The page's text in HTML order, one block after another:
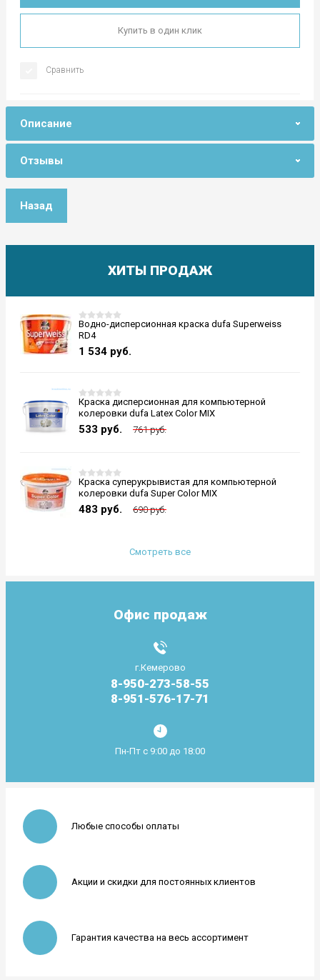
Офис продаж
г.Кемерово
8-950-273-58-55
8-951-576-17-71
Пн-Пт с 9:00 до 18:00
ХИТЫ ПРОДАЖ
Водно-дисперсионная краска dufa Superweiss
RD4
1 534 руб.
Краска дисперсионная для компьютерной
колеровки dufa Latex Color MIX
533 руб. 761 руб.
Краска суперукрывистая для компьютерной
колеровки dufa Super Color MIX
483 руб. 690 руб.
Смотреть все
Любые способы оплаты
Акции и скидки для постоянных клиентов
Гарантия качества на весь ассортимент
Купить в один клик
Сравнить
Описание
Отзывы
Назад